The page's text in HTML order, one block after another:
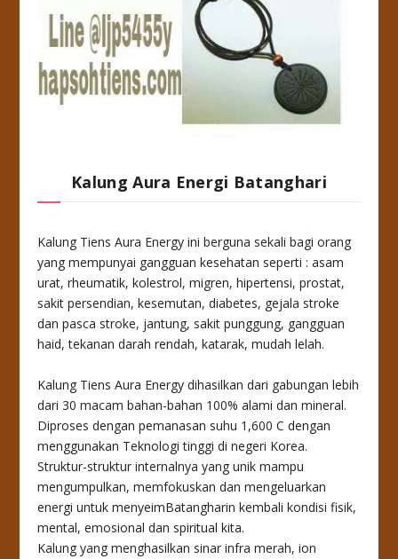
Kalung Aura Energi Batanghari
Kalung Tiens Aura Energy ini berguna sekali bagi orang
yang mempunyai gangguan kesehatan seperti : asam
urat, rheumatik, kolestrol, migren, hipertensi, prostat,
sakit persendian, kesemutan, diabetes, gejala stroke
dan pasca stroke, jantung, sakit punggung, gangguan
haid, tekanan darah rendah, katarak, mudah lelah.
Kalung Tiens Aura Energy dihasilkan dari gabungan lebih
dari 30 macam bahan-bahan 100% alami dan mineral.
Diproses dengan pemanasan suhu 1,600 C dengan
menggunakan Teknologi tinggi di negeri Korea.
Struktur-struktur internalnya yang unik mampu
mengumpulkan, memfokuskan dan mengeluarkan
energi untuk menyeimBatangharin kembali kondisi fisik,
mental, emosional dan spiritual kita.
Kalung yang menghasilkan sinar infra merah, ion